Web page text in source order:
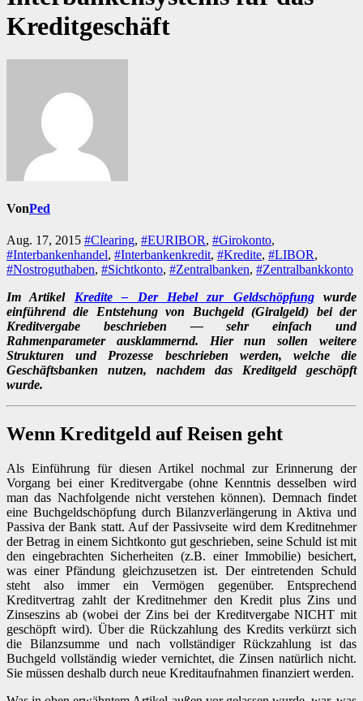
Kreditgeschäft
VonPed
Aug. 17, 2015 #Clearing, #EURIBOR, #Girokonto,
#Interbankenhandel, #Interbankenkredit, #Kredite, #LIBOR,
#Nostroguthaben, #Sichtkonto, #Zentralbanken, #Zentralbankkonto
Im Artikel Kredite – Der Hebel zur Geldschöpfungwurde
einführend die Entstehung von Buchgeld (Giralgeld) bei der
Kreditvergabe beschrieben — sehr einfach und
Rahmenparameter ausklammernd. Hier nun sollen weitere
Strukturen und Prozesse beschrieben werden, welche die
Geschäftsbanken nutzen, nachdem das Kreditgeld geschöpft
wurde.
Wenn Kreditgeld auf Reisen geht
Als Einführung für diesen Artikel nochmal zur Erinnerung der
Vorgang bei einer Kreditvergabe (ohne Kenntnis desselben wird
man das Nachfolgende nicht verstehen können). Demnach findet
eine Buchgeldschöpfung durch Bilanzverlängerung in Aktiva und
Passiva der Bank statt. Auf der Passivseite wird dem Kreditnehmer
der Betrag in einem Sichtkonto gut geschrieben, seine Schuld ist mit
den eingebrachten Sicherheiten (z.B. einer Immobilie) besichert,
was einer Pfändung gleichzusetzen ist. Der eintretenden Schuld
steht also immer ein Vermögen gegenüber. Entsprechend
Kreditvertrag zahlt der Kreditnehmer den Kredit plus Zins und
Zinseszins ab (wobei der Zins bei der Kreditvergabe NICHT mit
geschöpft wird). Über die Rückzahlung des Kredits verkürzt sich
die Bilanzsumme und nach vollständiger Rückzahlung ist das
Buchgeld vollständig wieder vernichtet, die Zinsen natürlich nicht.
Sie müssen deshalb durch neue Kreditaufnahmen finanziert werden.